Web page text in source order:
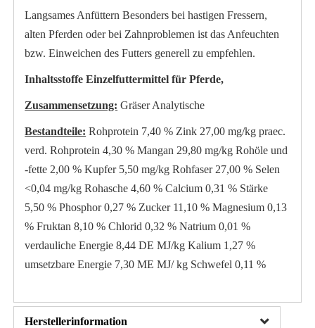
Langsames Anfüttern Besonders bei hastigen Fressern,
alten Pferden oder bei Zahnproblemen ist das Anfeuchten
bzw. Einweichen des Futters generell zu empfehlen.
Inhaltsstoffe Einzelfuttermittel für Pferde,
Zusammensetzung: Gräser Analytische
Bestandteile: Rohprotein 7,40 % Zink 27,00 mg/kg praec.
verd. Rohprotein 4,30 % Mangan 29,80 mg/kg Rohöle und
-fette 2,00 % Kupfer 5,50 mg/kg Rohfaser 27,00 % Selen
<0,04 mg/kg Rohasche 4,60 % Calcium 0,31 % Stärke
5,50 % Phosphor 0,27 % Zucker 11,10 % Magnesium 0,13
% Fruktan 8,10 % Chlorid 0,32 % Natrium 0,01 %
verdauliche Energie 8,44 DE MJ/kg Kalium 1,27 %
umsetzbare Energie 7,30 ME MJ/ kg Schwefel 0,11 %
Herstellerinformation